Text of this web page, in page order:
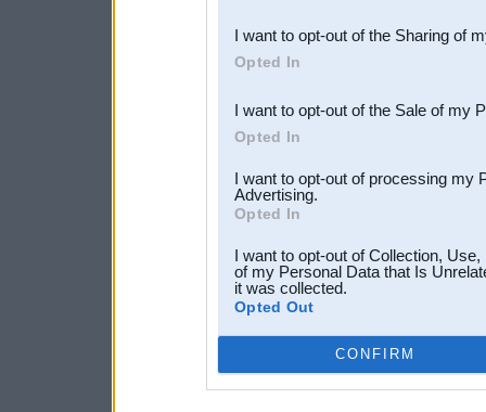
Downstream Participants
third parties.
I want to opt-out of the Sharing of
Opted In
I want to opt-out of the Sale of my
Opted In
I want to opt-out of processing my
Advertising.
Opted In
I want to opt-out of Collection,
of my Personal Data that Is
it was collected.
Opted Out
CONFIRM